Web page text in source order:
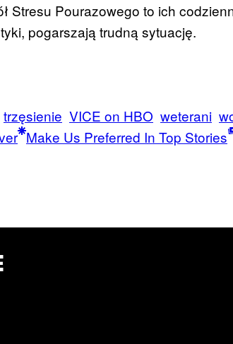
Stresu Pourazowego to ich
pogarszają trudną sytuację.
trzęsienie VICE on HBO weterani
Make Us Preferred In Top Stories